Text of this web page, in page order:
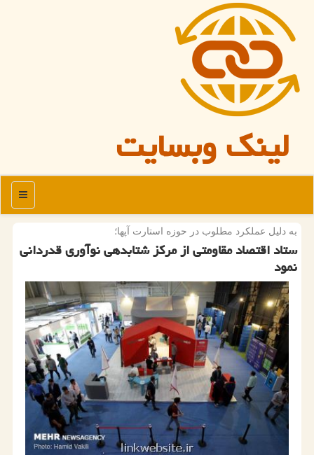
لینک وبسایت
منو
به دلیل عملكرد مطلوب در حوزه استارت آپها؛
ستاد اقتصاد مقاومتی از مركز شتابدهی نوآوری قدردانی
نمود